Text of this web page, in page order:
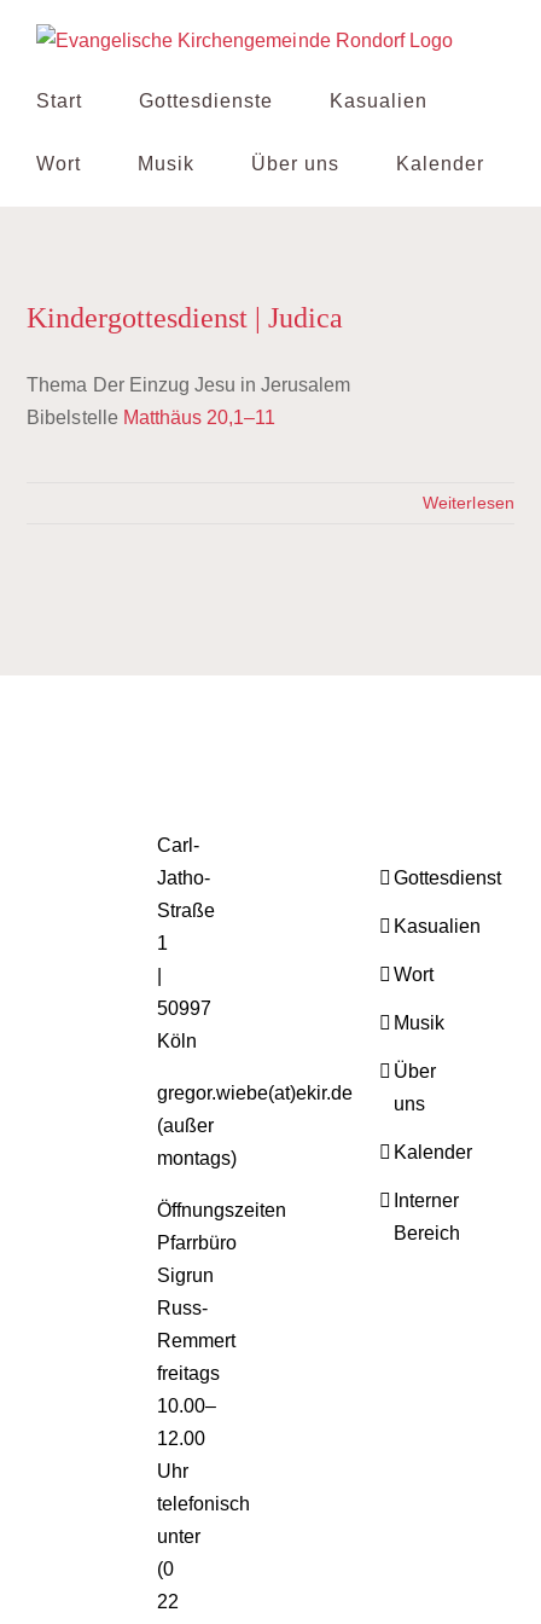
Inhalt
Start
Gottesdienste Kasualien
Wort Musik Über uns Kalender
Kindergottesdienst | Judica
Thema Der Einzug Jesu in Jerusalem
Bibelstelle Matthäus 20,1–11
Weiterlesen
Carl-
Jatho-
Straße
1
50997
Köln
gregor.wiebe(at)ekir.de
(außer
montags)
Öffnungszeiten
Pfarrbüro
Sigrun
Russ-
Remmert
freitags
10.00–
12.00
Uhr
telefonisch
unter
(0
22
Gottesdienst
Kasualien
Wort
Musik
Über
uns
Kalender
Interner
Bereich